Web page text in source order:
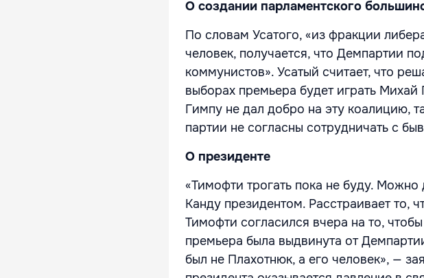
О создании парламентского
По словам Усатого, «из фракции
человек, получается, что Демпартии
коммунистов». Усатый считает, что
выборах премьера будет играть
Гимпу не дал добро на эту коалицию,
партии не согласны сотрудничать с
О президенте
«Тимофти трогать пока не буду.
Канду президентом. Расстраивает
Тимофти согласился вчера на то,
премьера была выдвинута от
был не Плахотнюк, а его человек», —